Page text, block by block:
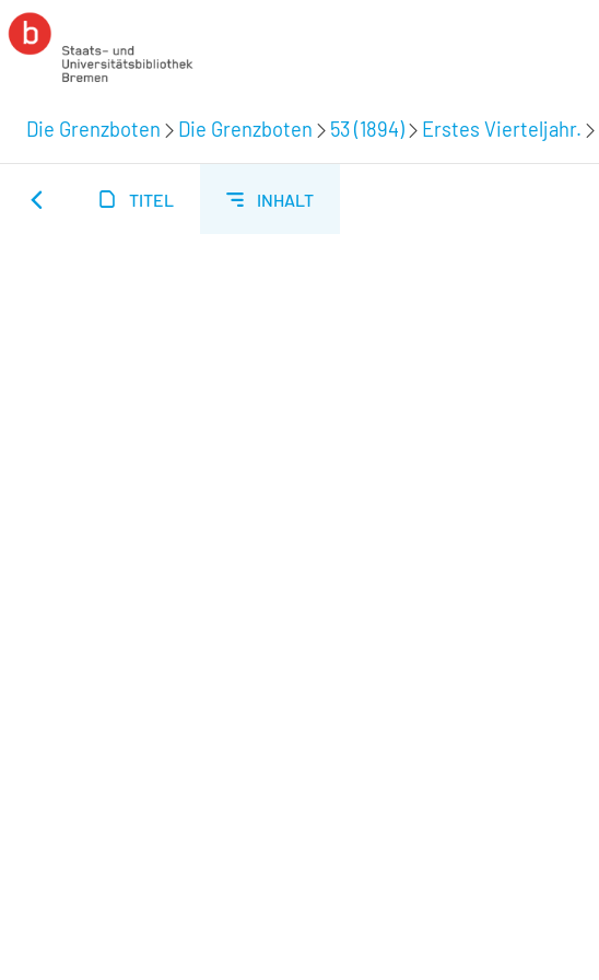
Die Grenzboten Die Grenzboten 53 (1894) Erstes Vierteljahr.
TITEL INHALT